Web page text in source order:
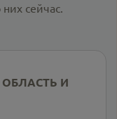
сейчас.
И